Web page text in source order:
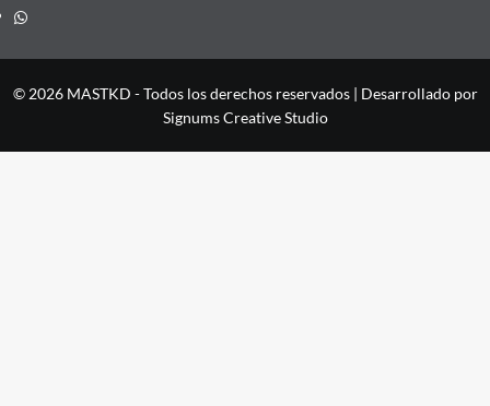
Whatsapp